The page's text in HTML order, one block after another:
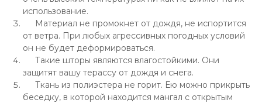
использование.
Материал не промокнет от дождя, не испортится
от ветра. При любых агрессивных погодных условий
он не будет деформироваться.
Такие шторы являются влагостойкими. Они
защитят вашу терассу от дождя и снега.
Ткань из полиэстера не горит. Ею можно прикрыть
беседку, в которой находится мангал с открытым